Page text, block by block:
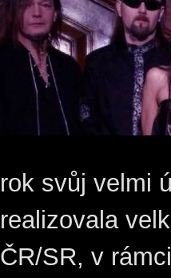
rok svůj velmi
realizovala
ČR/SR, v